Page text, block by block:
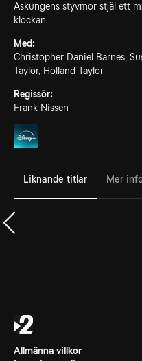
Askungens styvmor stjäl ett
klockan.
Med:
Christopher Daniel Barnes,
Taylor, Holland Taylor
Regissör:
Frank Nissen
Liknande titlar Mer
Allmänna villkor